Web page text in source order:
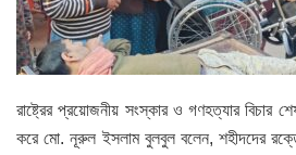
রাষ্ট্রের প্রয়োজনীয় সংস্কার ও গণহত্যার বিচার
করে মো. নূরুল ইসলাম বুলবুল বলেন, শহীদদের